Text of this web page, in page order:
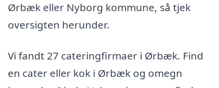
Ørbæk eller Nyborg kommune, så tjek
oversigten herunder.
Vi fandt 27 cateringfirmaer i Ørbæk. Find
en cater eller kok i Ørbæk og omegn